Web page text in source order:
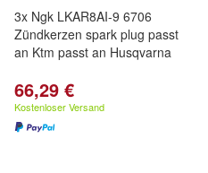
3x Ngk LKAR8AI-9 6706
Zündkerzen spark plug passt
an Ktm passt an Husqvarna
66,29 €
Kostenloser Versand